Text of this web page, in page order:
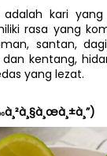
kari yang
rasa yang
santan,
kentang,
yang lezat.